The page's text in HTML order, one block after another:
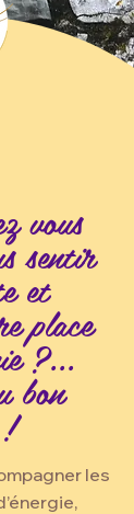
vous
sentir
et
place
?...
bon
les